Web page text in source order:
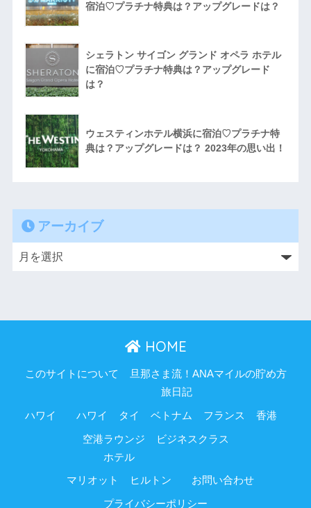
宿泊♡プラチナ特典は？アップグレードは？
シェラトン サイゴン グランド オペラ ホテル
に宿泊♡プラチナ特典は？アップグレード
は？
ウェスティンホテル横浜に宿泊♡プラチナ特
典は？アップグレードは？ 2023年の思い出！
アーカイブ
HOME
このサイトについて 旦那さま流！ANAマイルの貯め方
ハワイ
旅日記
ハワイ タイ ベトナム フランス 香港
空港ラウンジ
ビジネスクラス
ホテル
マリオット ヒルトン お問い合わせ
プライバシーポリシー